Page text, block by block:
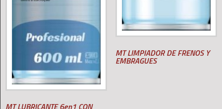
MT LUBRICANTE 6en1 CON
MT LIMPIADOR DE FRENOS Y
EMBRAGUES